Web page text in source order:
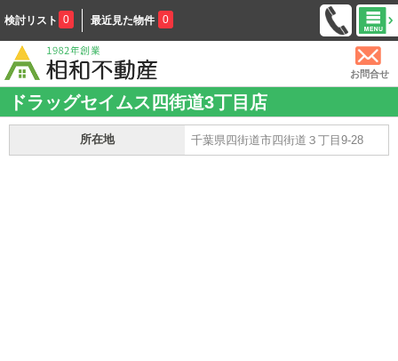
検討リスト 0 最近見た物件 0
お問合せ
ドラッグセイムス四街道3丁目店
所在地 千葉県四街道市四街道３丁目9-28